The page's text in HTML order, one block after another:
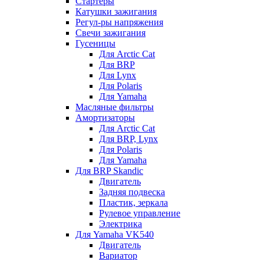
Катушки зажигания
Регул-ры напряжения
Свечи зажигания
Гусеницы
Для Arctic Cat
Для BRP
Для Lynx
Для Polaris
Для Yamaha
Масляные фильтры
Амортизаторы
Для Arctic Cat
Для BRP, Lynx
Для Polaris
Для Yamaha
Для BRP Skandic
Двигатель
Задняя подвеска
Пластик, зеркала
Рулевое управление
Электрика
Для Yamaha VK540
Двигатель
Вариатор